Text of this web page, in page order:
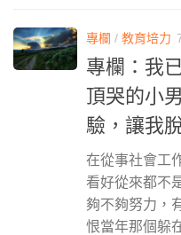
專欄 / 教育培力
專欄：我
頂哭的小
驗，讓我
在從事社會工
看好從來都不
夠不夠努力，
恨當年那個躲